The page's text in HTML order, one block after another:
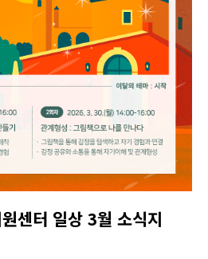
센터 일상 3월 소식지